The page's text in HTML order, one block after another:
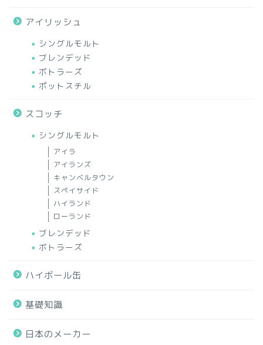
アイリッシュ
シングルモルト
ブレンデッド
ボトラーズ
ポットスチル
スコッチ
シングルモルト
アイラ
アイランズ
キャンベルタウン
スペイサイド
ハイランド
ローランド
ブレンデッド
ボトラーズ
ハイボール缶
基礎知識
日本のメーカー